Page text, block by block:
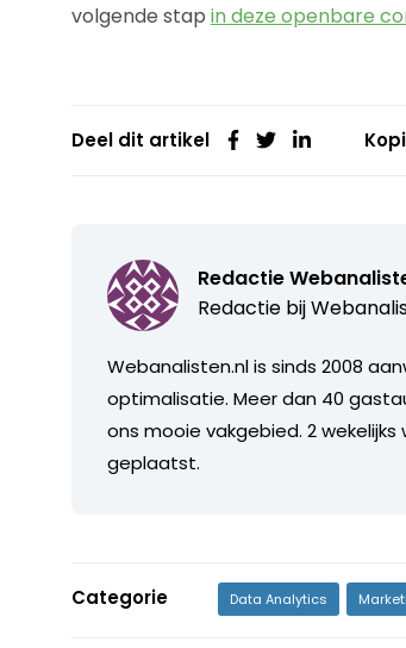
volgende stap in deze openbare
Deel dit artikel
Redactie
Redactie bij
Webanalisten.nl is sinds 2008
optimalisatie. Meer dan 40
ons mooie vakgebied. 2
geplaatst.
Categorie Data Analytics